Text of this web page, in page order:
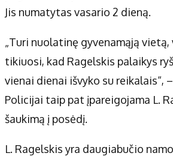
Jis numatytas vasario 2 dieną.
„Turi nuolatinę gyvenamąją vietą,
tikiuosi, kad Ragelskis palaikys
vienai dienai išvyko su reikalais“,
Policijai taip pat įpareigojama L.
šaukimą į posėdį.
L. Ragelskis yra daugiabučio